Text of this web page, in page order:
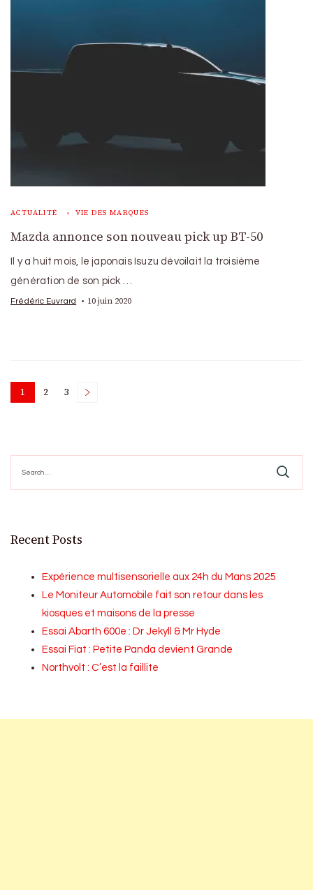
ACTUALITÉ VIE DES MARQUES
Mazda annonce son nouveau pick up BT-50
Il y a huit mois, le japonais Isuzu dévoilait la troisième
génération de son pick …
Frédéric Euvrard 10 juin 2020
Posts
Page
1 Page
2 Page
3
for:
Recent Posts
Expérience multisensorielle aux 24h du Mans 2025
Le Moniteur Automobile fait son retour dans les
kiosques et maisons de la presse
Essai Abarth 600e : Dr Jekyll & Mr Hyde
Essai Fiat : Petite Panda devient Grande
Northvolt : C’est la faillite